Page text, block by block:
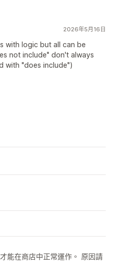
2026年5月16日
with logic but all can be
not include" don't always
with "does include")
能在商店中正常運作。 原因請